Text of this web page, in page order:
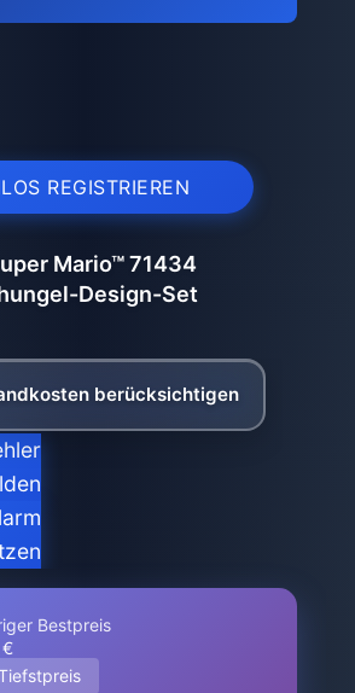
REGISTRIEREN
Mario™ 71434
Design-Set
berücksichtigen
Bestpreis
€